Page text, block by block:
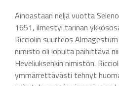
Ainoastaan neljä vuotta
1651, ilmestyi tarinan
Ricciolin suurteos
nimistö oli lopulta päihittävä
Heveliuksenkin nimistön.
ymmärrettävästi tehnyt